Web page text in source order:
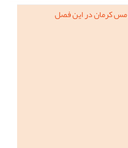
مس کرمان در این فصل